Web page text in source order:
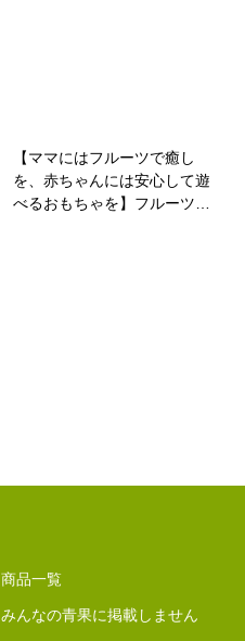
【ママにはフルーツで癒し
を、赤ちゃんには安心して遊
べるおもちゃを】フルーツ…
商品一覧
みんなの青果に掲載しません